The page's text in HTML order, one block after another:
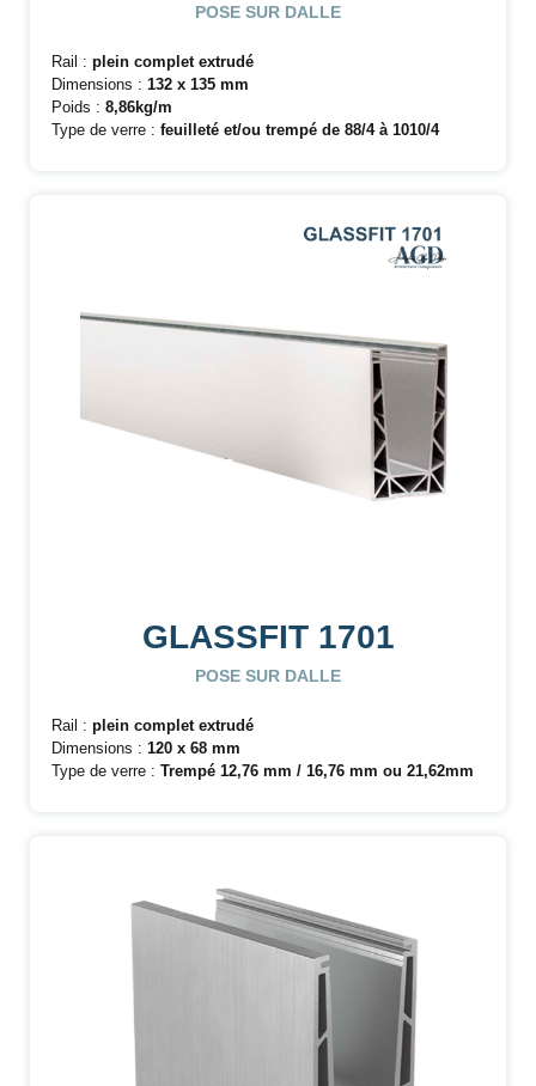
POSE SUR DALLE
Rail : plein complet extrudé
Dimensions : 132 x 135 mm
Poids : 8,86kg/m
Type de verre : feuilleté et/ou trempé de 88/4 à 1010/4
GLASSFIT 1701
POSE SUR DALLE
Rail : plein complet extrudé
Dimensions : 120 x 68 mm
Type de verre : Trempé 12,76 mm / 16,76 mm ou 21,62mm